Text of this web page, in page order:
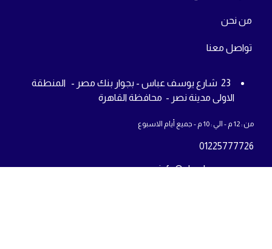
من نحن
تواصل معنا
23 شارع يوسف عباس - بجوار بنك مصر - المنطقة
الاولى مدينة نصر - محافظة القاهرة
من : 12 م - الي : 10 م - جميع أيام الاسبوع
01225777726
info@abcshop-eg.com